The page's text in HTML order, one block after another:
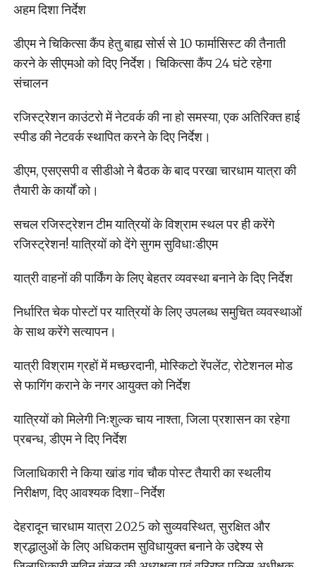
अहम दिशा निर्देश
डीएम ने चिकित्सा कैंप हेतु बाह्य सोर्स से 10 फार्मासिस्ट की तैनाती
करने के सीएमओ को दिए निर्देश। चिकित्सा कैंप 24 घंटे रहेगा
संचालन
रजिस्ट्रेशन काउंटरो में नेटवर्क की ना हो समस्या, एक अतिरिक्त हाई
स्पीड की नेटवर्क स्थापित करने के दिए निर्देश।
डीएम, एसएसपी व सीडीओ ने बैठक के बाद परखा चारधाम यात्रा की
तैयारी के कार्यों को।
सचल रजिस्ट्रेशन टीम यात्रियों के विश्राम स्थल पर ही करेंगे
रजिस्ट्रेशन! यात्रियों को देंगे सुगम सुविधाःडीएम
यात्री वाहनों की पार्किंग के लिए बेहतर व्यवस्था बनाने के दिए निर्देश
निर्धारित चेक पोस्टों पर यात्रियों के लिए उपलब्ध समुचित व्यवस्थाओं
के साथ करेंगे सत्यापन।
यात्री विश्राम ग्रहों में मच्छरदानी, मोस्किटो रेंपलेंट, रोटेशनल मोड
से फागिंग कराने के नगर आयुक्त को निर्देश
यात्रियों को मिलेगी निःशुल्क चाय नाश्ता, जिला प्रशासन का रहेगा
प्रबन्ध, डीएम ने दिए निर्देश
जिलाधिकारी ने किया खांड गांव चौक पोस्ट तैयारी का स्थलीय
निरीक्षण, दिए आवश्यक दिशा-निर्देश
देहरादून चारधाम यात्रा 2025 को सुव्यवस्थित, सुरक्षित और
श्रद्धालुओं के लिए अधिकतम सुविधायुक्त बनाने के उद्देश्य से